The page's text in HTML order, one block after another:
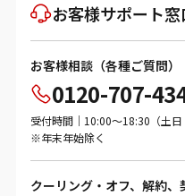
お客様サポート窓
お客様相談（各種ご質問）
0120-707-
受付時間｜10:00～18:30（土日
※年末年始除く
クーリング・オフ、解約、